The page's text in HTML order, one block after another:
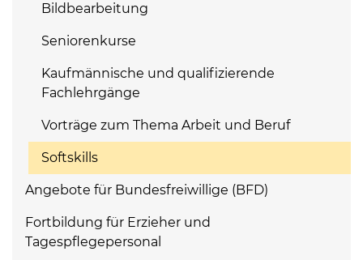
Bildbearbeitung
Seniorenkurse
Kaufmännische und qualifizierende
Fachlehrgänge
Vorträge zum Thema Arbeit und Beruf
Softskills
Angebote für Bundesfreiwillige (BFD)
Fortbildung für Erzieher und
Tagespflegepersonal